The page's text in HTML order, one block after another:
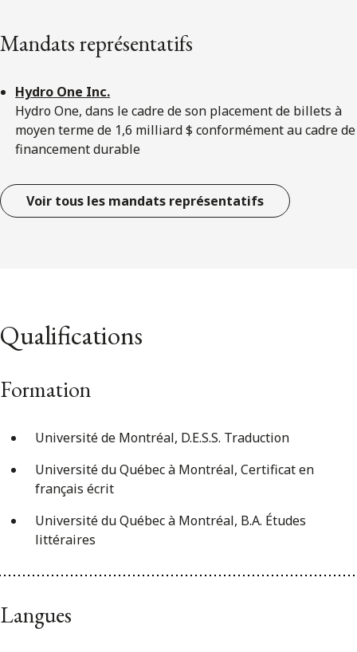
Mandats représentatifs
Hydro One Inc.
Hydro One, dans le cadre de son placement de billets à
moyen terme de 1,6 milliard $ conformément au cadre de
financement durable
Voir tous les mandats représentatifs
Qualifications
Formation
Université de Montréal, D.E.S.S. Traduction
Université du Québec à Montréal, Certificat en
français écrit
Université du Québec à Montréal, B.A. Études
littéraires
Langues